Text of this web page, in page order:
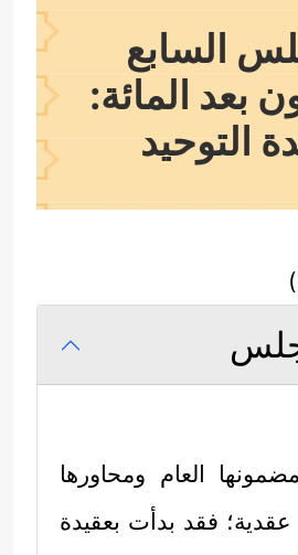
السابع
بعد المائة:
التوحيد
العام ومحاورها
فقد بدأت بعقيدة